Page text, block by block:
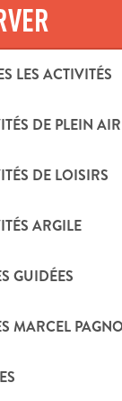
LES ACTIVITÉS
DE PLEIN AIR
DE LOISIRS
ARGILE
GUIDÉES
MARCEL
public de
retrouver
activités
la
une
des